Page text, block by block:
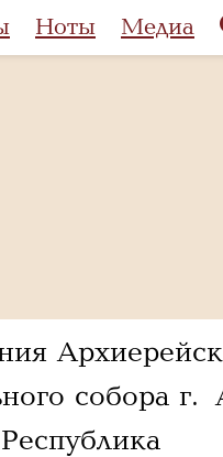
Ноты Медиа
собора г.